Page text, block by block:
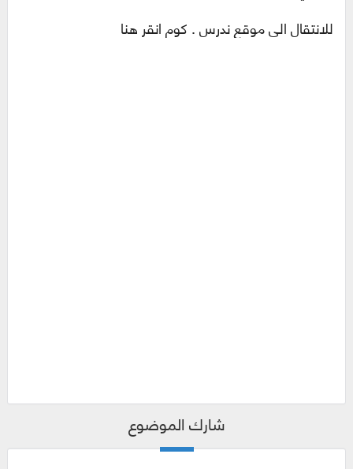
للانتقال الىموقع ندرس . كومانقر هنا
شارك الموضوع